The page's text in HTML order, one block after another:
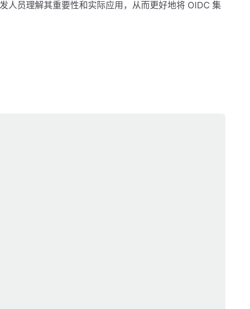
人员理解其重要性和实际应用，从而更好地将 OIDC 集